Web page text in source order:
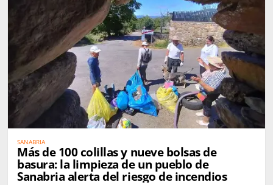
SANABRIA
Más de 100 colillas y nueve bolsas de
basura: la limpieza de un pueblo de
Sanabria alerta del riesgo de incendios